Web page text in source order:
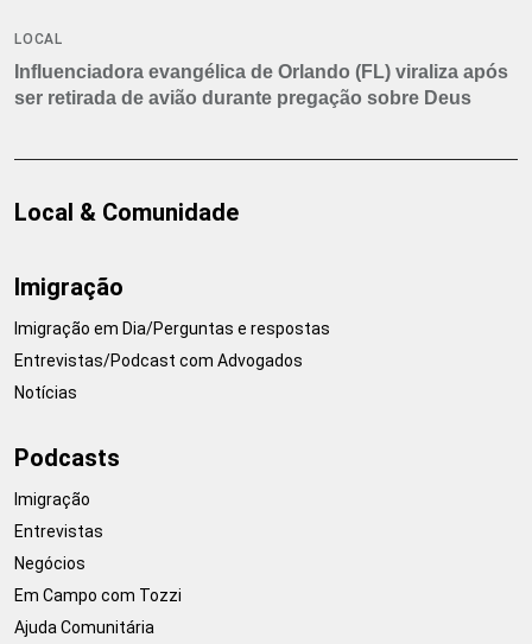
LOCAL
Influenciadora evangélica de Orlando (FL) viraliza após
ser retirada de avião durante pregação sobre Deus
Local & Comunidade
Imigração
Imigração em Dia/Perguntas e respostas
Entrevistas/Podcast com Advogados
Notícias
Podcasts
Imigração
Entrevistas
Negócios
Em Campo com Tozzi
Ajuda Comunitária